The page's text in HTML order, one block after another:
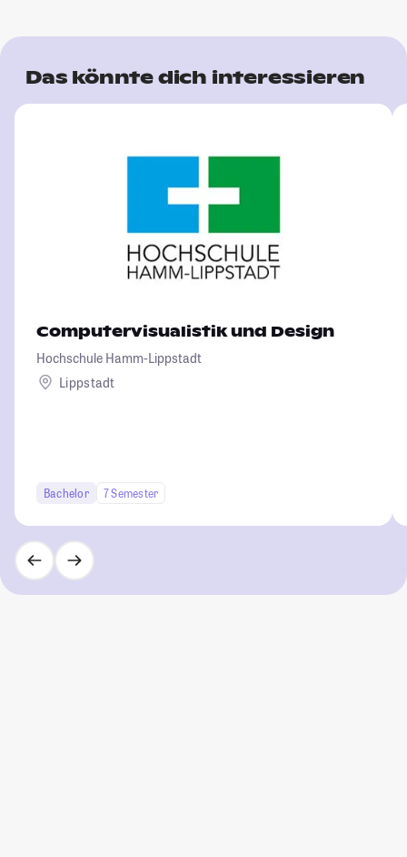
Das könnte dich interessieren
Computervisualistik und Design
Hochschule Hamm-Lippstadt
Lippstadt
Bachelor 7 Semester